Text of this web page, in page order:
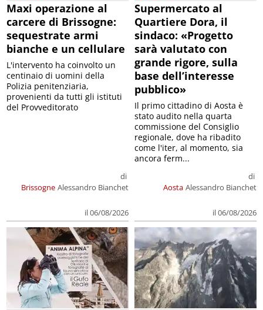
Maxi operazione al
carcere di Brissogne:
sequestrate armi
bianche e un cellulare
Brissogne
di
Alessandro Bianchet
il 06/08/2026
L'intervento ha coinvolto un
centinaio di uomini della
Polizia penitenziaria,
provenienti da tutti gli istituti
del Provveditorato
Supermercato al
Quartiere Dora, il
sindaco: «Progetto
sarà valutato con
grande rigore, sulla
base dell’interesse
pubblico»
Aosta
di
Alessandro Bianchet
il 06/08/2026
Il primo cittadino di Aosta è
stato audito nella quarta
commissione del Consiglio
regionale, dove ha ribadito
come l'iter, al momento, sia
ancora ferm...